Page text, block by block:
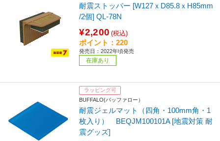
耐震ストッパー [W127ｘD85.8ｘH85mm
/2個] QL-78N
¥2,200 (税込)
ポイント：220
発売日：2022年頃発売
在庫あり
ラッピング可
BUFFALO(バッファロー）
耐震ジェルマット（四角・100mm角・1
枚入り） BEQJM100101A [地震対策 耐
震グッズ]